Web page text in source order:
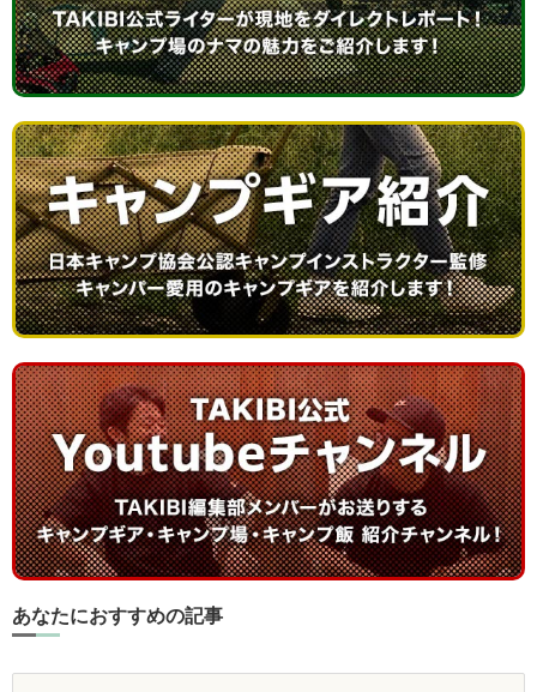
あなたにおすすめの記事